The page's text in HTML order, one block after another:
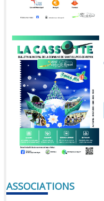
ASSOCIATIONS